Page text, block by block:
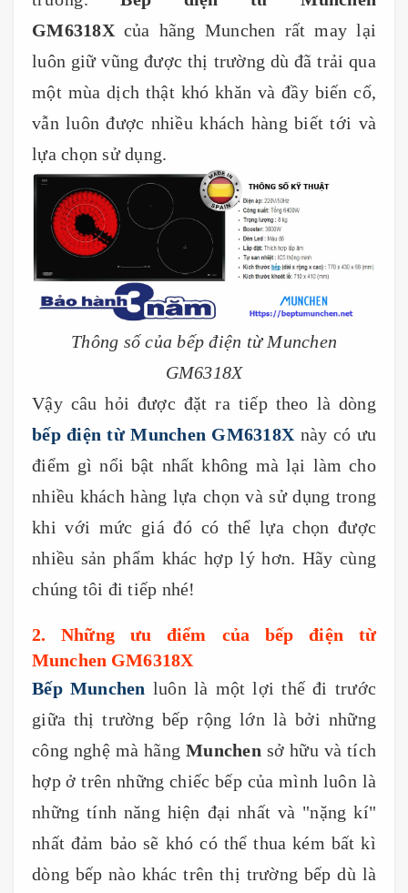
GM6318Xcủa hãng Munchen rất may lại
luôn giữ vũng được thị trường dù đã trải qua
một mùa dịch thật khó khăn và đầy biến cố,
vẫn luôn được nhiều khách hàng biết tới và
lựa chọn sử dụng.
Thông số của bếp điện từ Munchen
GM6318X
Vậy câu hỏi được đặt ra tiếp theo là dòng
bếp điện từ Munchen GM6318X này có ưu
điểm gì nổi bật nhất không mà lại làm cho
nhiều khách hàng lựa chọn và sử dụng trong
khi với mức giá đó có thể lựa chọn được
nhiều sản phẩm khác hợp lý hơn. Hãy cùng
chúng tôi đi tiếp nhé!
2. Những ưu điểm của bếp điện từ
Munchen GM6318X
Bếp Munchen luôn là một lợi thế đi trước
giữa thị trường bếp rộng lớn là bởi những
công nghệ mà hãng Munchen sở hữu và tích
hợp ở trên những chiếc bếp của mình luôn là
những tính năng hiện đại nhất và "nặng kí"
nhất đảm bảo sẽ khó có thể thua kém bất kì
dòng bếp nào khác trên thị trường bếp dù là